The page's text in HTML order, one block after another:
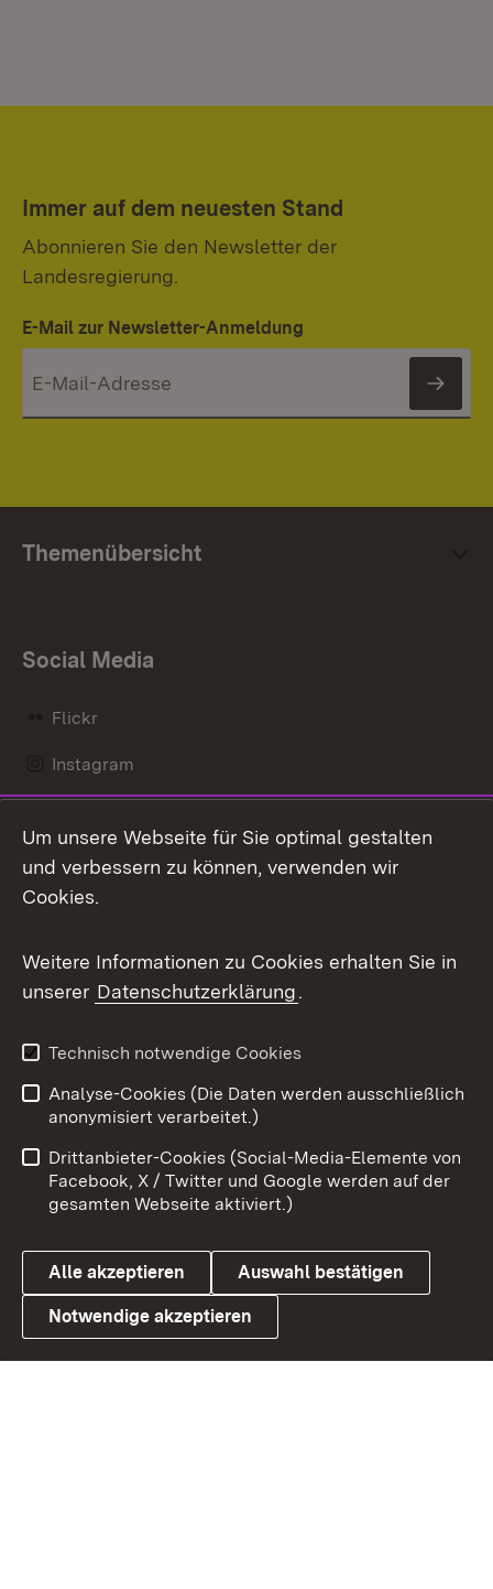
Immer auf dem neuesten Stand
Abonnieren Sie den Newsletter der
Landesregierung.
E-Mail zur Newsletter-Anmeldung
Themenübersicht
Social Media
Flickr
Instagram
Mastodon
Messenger
Social Wall
X / Twitter
Youtube
Link zum Landesportal
Benutzungshinweise
Barrierefreiheit
Datenschutz
Cookies
Um unsere Webseite für Sie optimal gestalten
und verbessern zu können, verwenden wir
Cookies.
Weitere Informationen zu Cookies erhalten Sie in
unserer Datenschutzerklärung.
Technisch notwendige Cookies
Analyse-Cookies (Die Daten werden ausschließlich
anonymisiert verarbeitet.)
Drittanbieter-Cookies (Social-Media-Elemente von
Facebook, X / Twitter und Google werden auf der
gesamten Webseite aktiviert.)
Alle akzeptieren Auswahl bestätigen
Notwendige akzeptieren